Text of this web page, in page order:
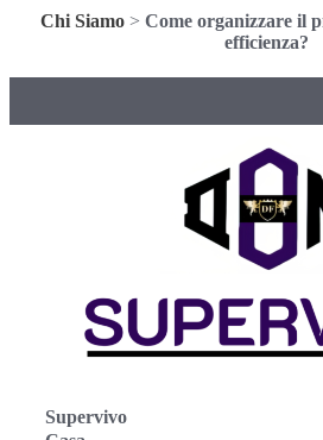
Chi Siamo > Come organizzare il
efficienza?
Supervivo